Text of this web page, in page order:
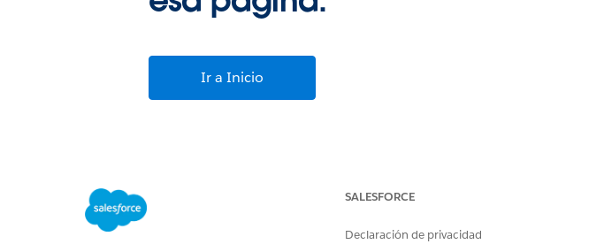
Ir a Inicio
SALESFORCE
Declaración de privacidad